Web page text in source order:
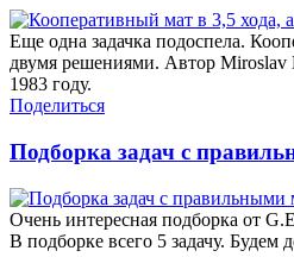
Еще одна задачка подоспела.
двумя решениями. Автор Miroslav
1983 году.
Поделиться
Подборка задач с
Очень интересная подборка от
В подборке всего 5 задачу. Будем